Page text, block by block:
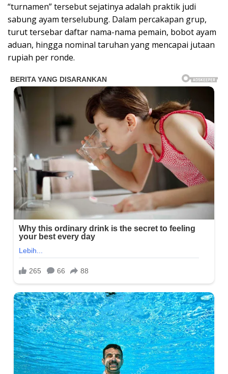
“turnamen” tersebut sejatinya adalah praktik judi
sabung ayam terselubung. Dalam percakapan grup,
turut tersebar daftar nama-nama pemain, bobot ayam
aduan, hingga nominal taruhan yang mencapai jutaan
rupiah per ronde.